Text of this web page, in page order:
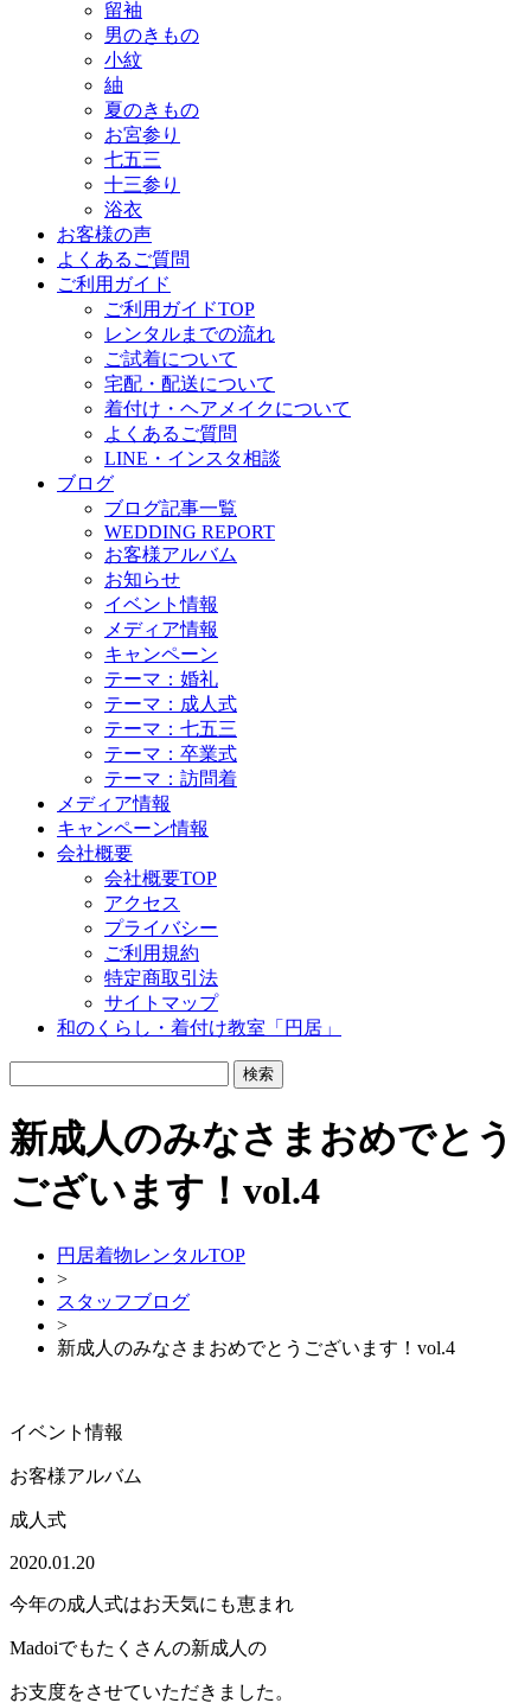
留袖
男のきもの
小紋
紬
夏のきもの
お宮参り
七五三
十三参り
浴衣
お客様の声
よくあるご質問
ご利用ガイド
ご利用ガイドTOP
レンタルまでの流れ
ご試着について
宅配・配送について
着付け・ヘアメイクについて
よくあるご質問
LINE・インスタ相談
ブログ
ブログ記事一覧
WEDDING REPORT
お客様アルバム
お知らせ
イベント情報
メディア情報
キャンペーン
テーマ：婚礼
テーマ：成人式
テーマ：七五三
テーマ：卒業式
テーマ：訪問着
メディア情報
キャンペーン情報
会社概要
会社概要TOP
アクセス
プライバシー
ご利用規約
特定商取引法
サイトマップ
和のくらし・着付け教室「円居」
新成人のみなさまおめでとう
ございます！vol.4
円居着物レンタルTOP
>
スタッフブログ
>
新成人のみなさまおめでとうございます！vol.4
イベント情報
お客様アルバム
成人式
2020.01.20
今年の成人式はお天気にも恵まれ
Madoiでもたくさんの新成人の
お支度をさせていただきました。